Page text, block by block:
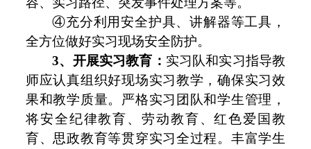
④充分利用安全护具、讲解器等工具，
全方位做好实习现场安全防护。
3、开展实习教育： 实习队和实习指导教
师应认真组织好现场实习教学，确保实习效
果和教学质量。严格实习团队和学生管理，
将安全纪律教育、劳动教育、红色爱国教
育、思政教育等贯穿实习全过程。丰富学生